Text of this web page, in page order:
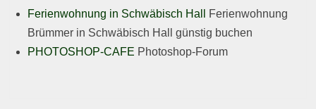
Ferienwohnung in Schwäbisch Hall
Ferienwohnung
Brümmer in Schwäbisch Hall günstig buchen
PHOTOSHOP-CAFE Photoshop-Forum